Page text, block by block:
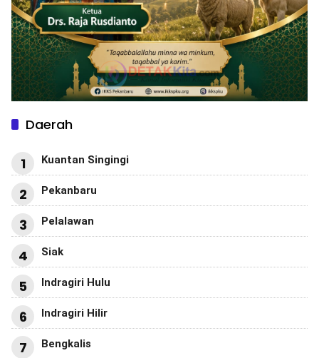
Daerah
1 Kuantan Singingi
2 Pekanbaru
3 Pelalawan
4 Siak
5 Indragiri Hulu
6 Indragiri Hilir
7 Bengkalis